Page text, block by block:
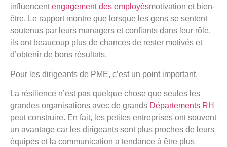
influencentengagement des employésmotivation et bien-
être. Le rapport montre que lorsque les gens se sentent
soutenus par leurs managers et confiants dans leur rôle,
ils ont beaucoup plus de chances de rester motivés et
d’obtenir de bons résultats.
Pour les dirigeants de PME, c’est un point important.
La résilience n’est pas quelque chose que seules les
grandes organisations avec de grands Départements RH
peut construire. En fait, les petites entreprises ont souvent
un avantage car les dirigeants sont plus proches de leurs
équipes et la communication a tendance à être plus